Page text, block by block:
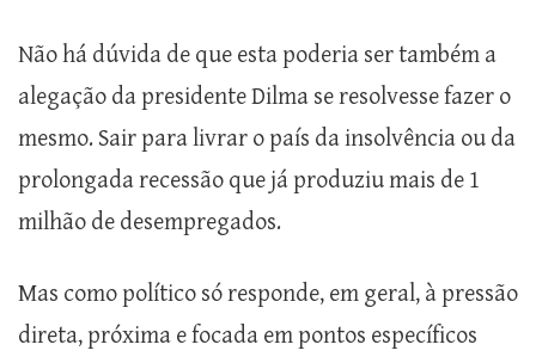
Não há dúvida de que esta poderia ser também a
alegação da presidente Dilma se resolvesse fazer o
mesmo. Sair para livrar o país da insolvência ou da
prolongada recessão que já produziu mais de 1
milhão de desempregados.
Mas como político só responde, em geral, à pressão
direta, próxima e focada em pontos específicos